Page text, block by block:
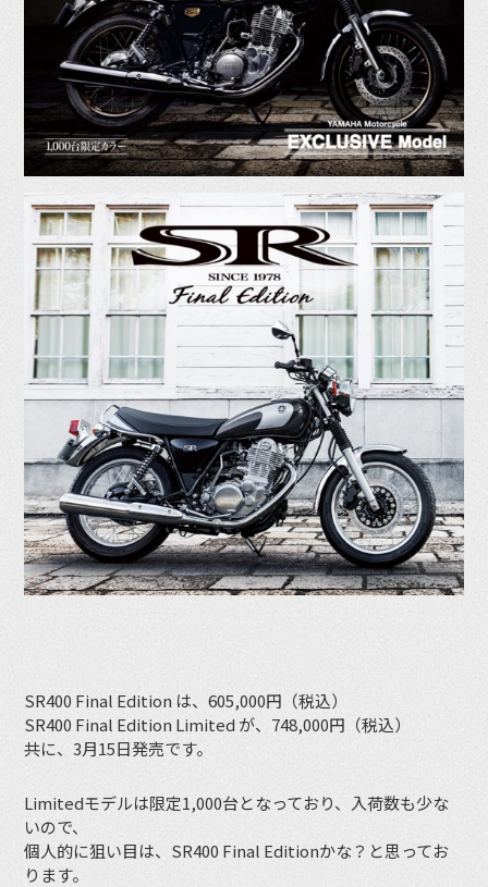
SR400 Final Edition は、605,000円（税込）
SR400 Final Edition Limited が、748,000円（税込）
共に、3月15日発売です。
Limitedモデルは限定1,000台となっており、入荷数も少な
いので、
個人的に狙い目は、SR400 Final Editionかな？と思ってお
ります。